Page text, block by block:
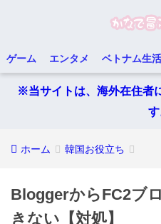
ゲーム エンタメ ベトナム生活
※当サイトは、海外在住者
す
ホーム 韓国お役立ち
BloggerからFC2ブ
きない【対処】